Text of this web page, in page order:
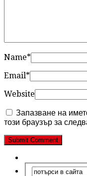
Name*
Email*
Website
Запазване на
този браузър за